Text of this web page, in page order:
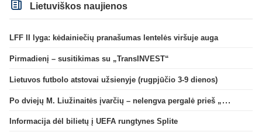
Lietuviškos naujienos
LFF II lyga: kėdainiečių pranašumas lentelės viršuje auga
Pirmadienį – susitikimas su „TransINVEST“
Lietuvos futbolo atstovai užsienyje (rugpjūčio 3-9 dienos)
Po dviejų M. Liužinaitės įvarčių – nelengva pergalė prieš „Bangą“
Informacija dėl bilietų į UEFA rungtynes Splite